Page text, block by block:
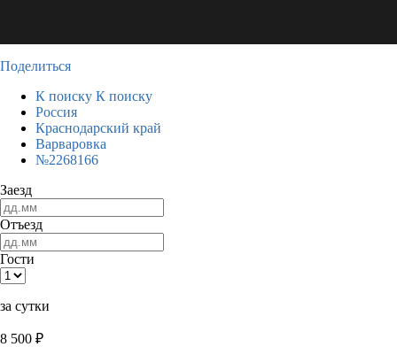
Поделиться
К поиску К поиску
Россия
Краснодарский край
Варваровка
№2268166
Заезд
Отъезд
Гости
за сутки
8 500 ₽